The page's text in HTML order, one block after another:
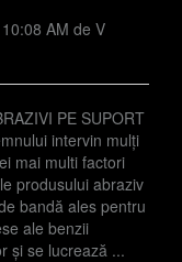
AM de V
PE SUPORT
intervin mulţi
mai multi factori
produsului abraziv
bandă ales pentru
ale benzii
şi se lucrează ...